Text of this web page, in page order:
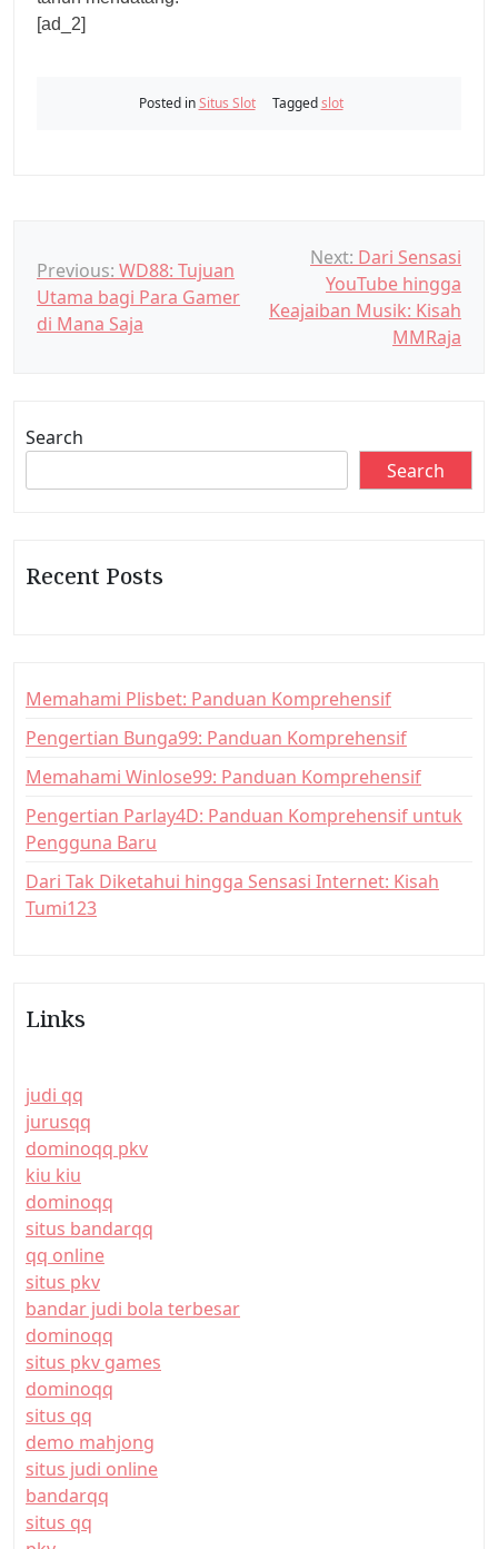
[ad_2]
Posted inSitus Slot Taggedslot
P
o
s
a
v
i
a
t
n
Previous: WD88: Tujuan
Utama bagi Para Gamer
di Mana Saja
Next: Dari Sensasi
YouTube hingga
Keajaiban Musik: Kisah
MMRaja
Search
Search
Recent Posts
Memahami Plisbet: Panduan Komprehensif
Pengertian Bunga99: Panduan Komprehensif
Memahami Winlose99: Panduan Komprehensif
Pengertian Parlay4D: Panduan Komprehensif untuk
Pengguna Baru
Dari Tak Diketahui hingga Sensasi Internet: Kisah
Tumi123
Links
judi qq
jurusqq
dominoqq pkv
kiu kiu
dominoqq
situs bandarqq
qq online
situs pkv
bandar judi bola terbesar
dominoqq
situs pkv games
dominoqq
situs qq
demo mahjong
situs judi online
bandarqq
situs qq